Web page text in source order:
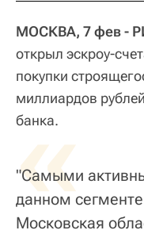
МОСКВА, 7 фев -
открыл эскроу-
покупки
миллиардов
банка.
«
"Самыми
данном
Московская